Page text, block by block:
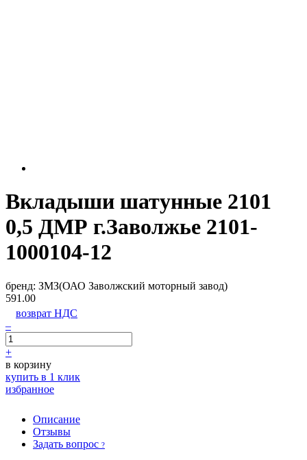
Вкладыши шатунные 2101
0,5 ДМР г.Заволжье 2101-
1000104-12
бренд: ЗМЗ(ОАО Заволжский моторный завод)
591.00
возврат НДС
–
+
в корзину
купить в 1 клик
избранное
Описание
Отзывы
Задать вопрос ?